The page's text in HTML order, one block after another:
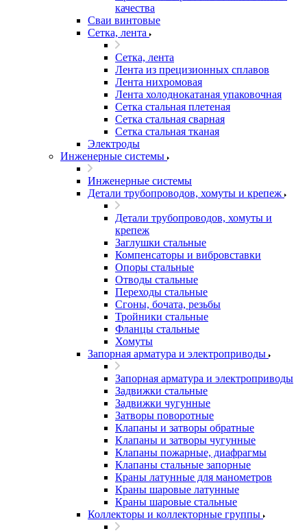
качества
Сваи винтовые
Сетка, лента
Сетка, лента
Лента из прецизионных сплавов
Лента нихромовая
Лента холоднокатаная упаковочная
Сетка стальная плетеная
Сетка стальная сварная
Сетка стальная тканая
Электроды
Инженерные системы
Инженерные системы
Детали трубопроводов, хомуты и крепеж
Детали трубопроводов, хомуты и
крепеж
Заглушки стальные
Компенсаторы и вибровставки
Опоры стальные
Отводы стальные
Переходы стальные
Сгоны, бочата, резьбы
Тройники стальные
Фланцы стальные
Хомуты
Запорная арматура и электроприводы
Запорная арматура и электроприводы
Задвижки стальные
Задвижки чугунные
Затворы поворотные
Клапаны и затворы обратные
Клапаны и затворы чугунные
Клапаны пожарные, диафрагмы
Клапаны стальные запорные
Краны латунные для манометров
Краны шаровые латунные
Краны шаровые стальные
Коллекторы и коллекторные группы